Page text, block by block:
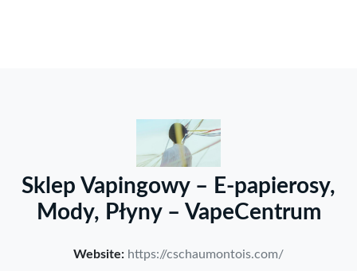
Sklep Vapingowy – E-papierosy,
Mody, Płyny – VapeCentrum
Website: https://cschaumontois.com/